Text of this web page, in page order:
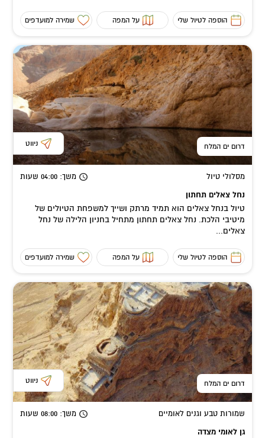
הוספה לטיול שלי על המפה שמירה למועדפים
דרום ים המלח ניווט
מסלולי טיול משך: 04:00 שעות
נחל צאלים תחתון
טיול בנחל צאלים הוא תמיד מרתק ושייך למשפחת הטיולים של
מיטיבי הלכת. נחל צאלים תחתון מתחיל בחניון הלילה של נחל
צאלים...
הוספה לטיול שלי על המפה שמירה למועדפים
דרום ים המלח ניווט
שמורות טבע וגנים לאומיים משך: 08:00 שעות
גן לאומי מצדה